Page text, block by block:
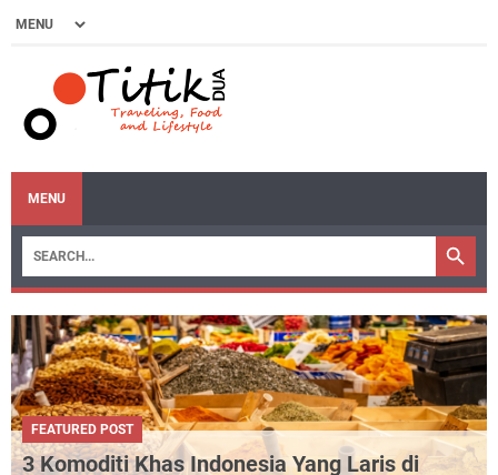
MENU
FEATURED POST
3 Komoditi Khas Indonesia Yang Laris di